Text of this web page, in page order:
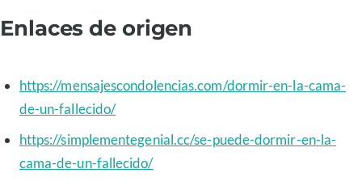
Enlaces de origen
https://mensajescondolencias.com/dormir-en-la-cama-
de-un-fallecido/
https://simplementegenial.cc/se-puede-dormir-en-la-
cama-de-un-fallecido/